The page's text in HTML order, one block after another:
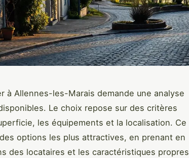
à Allennes-les-Marais demande une analyse
Le choix repose sur des critères
les équipements et la localisation. Ce
options les plus attractives, en prenant en
des locataires et les caractéristiques propres